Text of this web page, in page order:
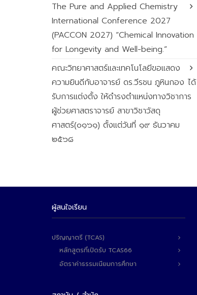
The Pure and Applied Chemistry
International Conference 2027
(PACCON 2027) “Chemical Innovation
for Longevity and Well-being.”
คณะวิทยาศาสตร์และเทคโนโลยีขอแสดง
ความยินดีกับอาจารย์ ดร.วีรชน ภูหินกอง ได้
รับการแต่งตั้ง ให้ดำรงตำแหน่งทางวิชาการ
ผู้ช่วยศาสตราจารย์ สาขาวิชาวัสดุ
ศาสตร์(๐๑๖๑) ตั้งแต่วันที่ ๑๙ ธันวาคม
๒๕๖๘
ผู้สนใจเรียน
ปริญญาตรี (TCAS)
หลักสูตรที่เปิดรับ TCAS66
อัตราค่าธรรมเนียมการศึกษา